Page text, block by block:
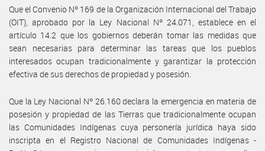
Que el Convenio Nº 169 de la Organización Internacional del Trabajo
(OIT), aprobado por la Ley Nacional Nº 24.071, establece en el
artículo 14.2 que los gobiernos deberán tomar las medidas que
sean necesarias para determinar las tareas que los pueblos
interesados ocupan tradicionalmente y garantizar la protección
efectiva de sus derechos de propiedad y posesión.
Que la Ley Nacional Nº 26.160 declara la emergencia en materia de
posesión y propiedad de las Tierras que tradicionalmente ocupan
las Comunidades Indígenas cuya personería jurídica haya sido
inscripta en el Registro Nacional de Comunidades Indígenas -